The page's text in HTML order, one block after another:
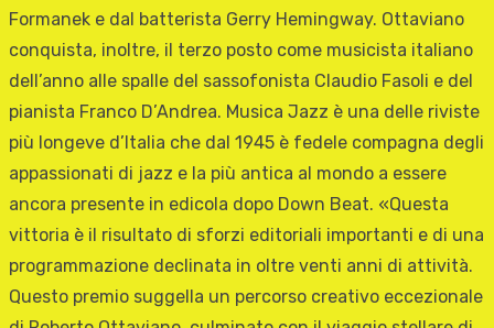
Formanek e dal batterista Gerry Hemingway. Ottaviano
conquista, inoltre, il terzo posto come musicista italiano
dell’anno alle spalle del sassofonista Claudio Fasoli e del
pianista Franco D’Andrea. Musica Jazz è una delle riviste
più longeve d’Italia che dal 1945 è fedele compagna degli
appassionati di jazz e la più antica al mondo a essere
ancora presente in edicola dopo Down Beat. «Questa
vittoria è il risultato di sforzi editoriali importanti e di una
programmazione declinata in oltre venti anni di attività.
Questo premio suggella un percorso creativo eccezionale